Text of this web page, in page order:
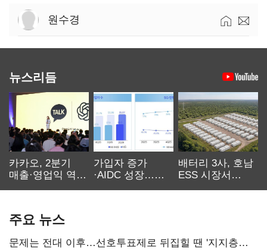
원수경
뉴스리듬
카카오, 2분기
매출·영업익 역대
가입자 증가
·AIDC 성장…
배터리 3사, 호남
ESS 시장서
주요 뉴스
문제는 전대 이후…선호투표제로 뒤집힐 땐 '지지층